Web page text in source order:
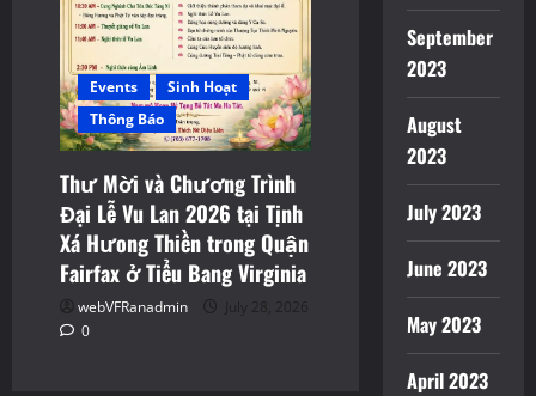
Events
Sinh Hoạt
Thông Báo
Thư Mời và Chương Trình
Đại Lễ Vu Lan 2026 tại Tịnh
Xá Hưong Thiền trong Quận
Fairfax ở Tiểu Bang Virginia
webVFRanadmin
July 28, 2026
0
September
2023
August
2023
July 2023
June 2023
May 2023
April 2023